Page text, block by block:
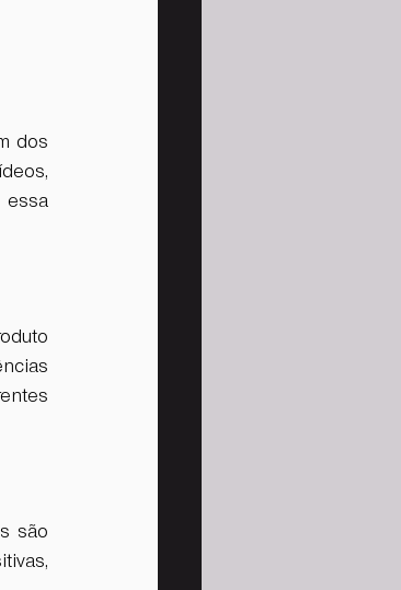
dos
essa
são